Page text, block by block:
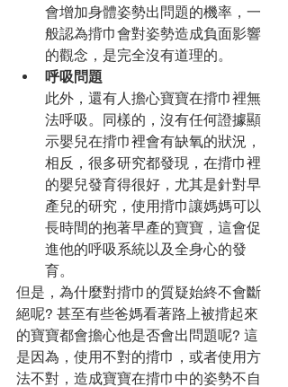
會增加身體姿勢出問題的機率，一
般認為揹巾會對姿勢造成負面影響
的觀念，是完全沒有道理的。
呼吸問題
此外，還有人擔心寶寶在揹巾裡無
法呼吸。同樣的，沒有任何證據顯
示嬰兒在揹巾裡會有缺氧的狀況，
相反，很多研究都發現，在揹巾裡
的嬰兒發育得很好，尤其是針對早
產兒的研究，使用揹巾讓媽媽可以
長時間的抱著早產的寶寶，這會促
進他的呼吸系統以及全身心的發
育。
但是，為什麼對揹巾的質疑始終不會斷
絕呢? 甚至有些爸媽看著路上被揹起來
的寶寶都會擔心他是否會出問題呢? 這
是因為，使用不對的揹巾，或者使用方
法不對，造成寶寶在揹巾中的姿勢不自